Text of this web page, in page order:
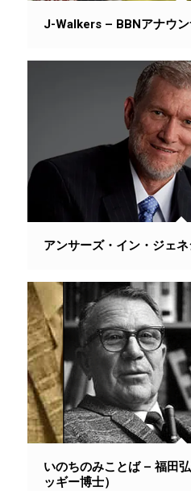
J-Walkers – BBNアナウ
アンサーズ・イン・ジェネ
いのちのみことば – 福田
ッギー博士）